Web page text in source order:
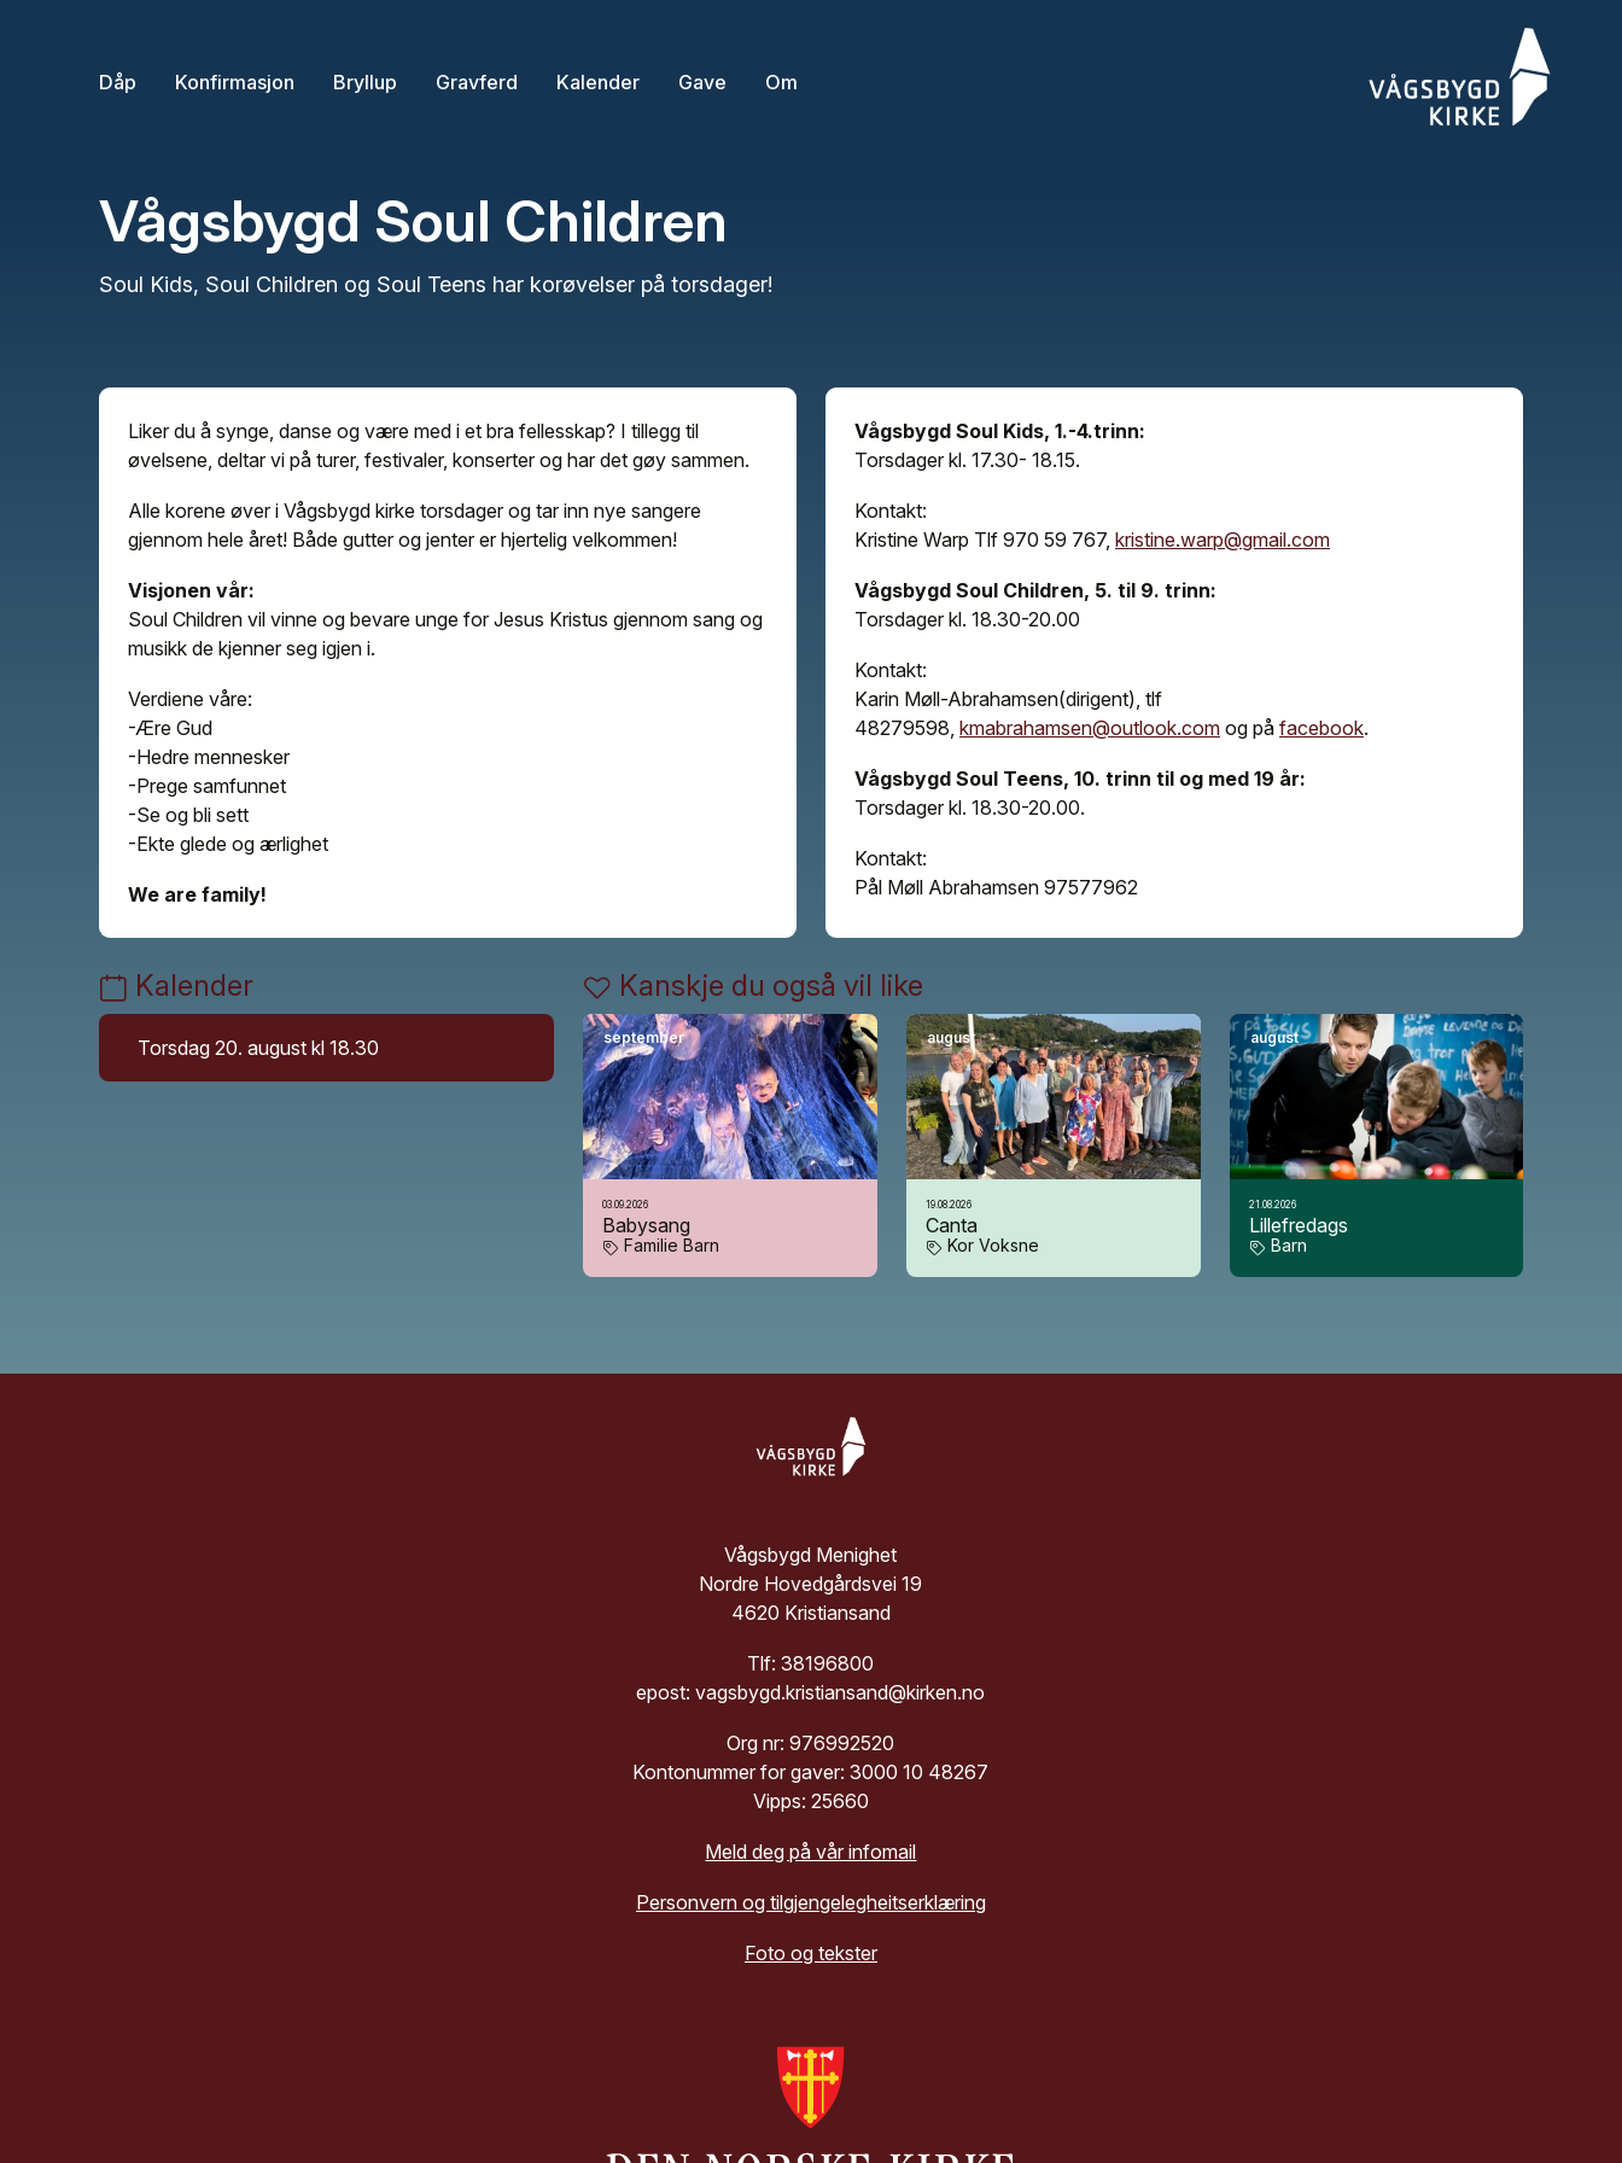
Dåp Konfirmasjon Bryllup Gravferd Kalender Gave Om
Vågsbygd Soul Children
Soul Kids, Soul Children og Soul Teens har korøvelser på torsdager!
Liker du å synge, danse og være med i et bra fellesskap? I tillegg til
øvelsene, deltar vi på turer, festivaler, konserter og har det gøy sammen.
Alle korene øver i Vågsbygd kirke torsdager og tar inn nye sangere
gjennom hele året! Både gutter og jenter er hjertelig velkommen!
Visjonen vår:
Soul Children vil vinne og bevare unge for Jesus Kristus gjennom sang og
musikk de kjenner seg igjen i.
Verdiene våre:
-Ære Gud
-Hedre mennesker
-Prege samfunnet
-Se og bli sett
-Ekte glede og ærlighet
We are family!
Vågsbygd Soul Kids, 1.-4.trinn:
Torsdager kl. 17.30- 18.15.
Kontakt:
Kristine Warp Tlf 970 59 767, kristine.warp@gmail.com
Vågsbygd Soul Children, 5. til 9. trinn:
Torsdager kl. 18.30-20.00
Kontakt:
Karin Møll-Abrahamsen(dirigent), tlf
48279598, kmabrahamsen@outlook.comog på facebook.
Vågsbygd Soul Teens, 10. trinn til og med 19 år:
Torsdager kl. 18.30-20.00.
Kontakt:
Pål Møll Abrahamsen 97577962
Kalender
Torsdag 20. august kl 18.30
Kanskje du også vil like
september
03.09.2026
Babysang
Familie Barn
august
19.08.2026
Canta
Kor Voksne
august
21.08.2026
Lillefredags
Barn
Vågsbygd Menighet
Nordre Hovedgårdsvei 19
4620 Kristiansand
Tlf: 38196800
epost: vagsbygd.kristiansand@kirken.no
Org nr: 976992520
Kontonummer for gaver: 3000 10 48267
Vipps: 25660
Meld deg på vår infomail
Personvern og tilgjengelegheitserklæring
Foto og tekster